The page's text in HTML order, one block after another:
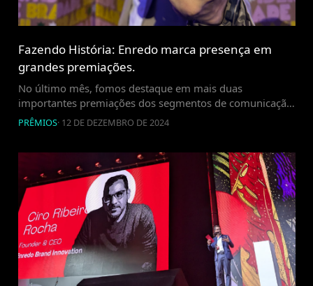
Fazendo História: Enredo marca presença em
grandes premiações.
No último mês, fomos destaque em mais duas
importantes premiações dos segmentos de comunicação,
branding, design e retail. No 14º Prêmio Brasileiro de
nomeações em Ilustração, Cartazes e Design de Marca
para pequenas e médias empresas. Além disso, tivemos
o Stimmo […]
PRÊMIOS· 12 DE DEZEMBRO DE 2024